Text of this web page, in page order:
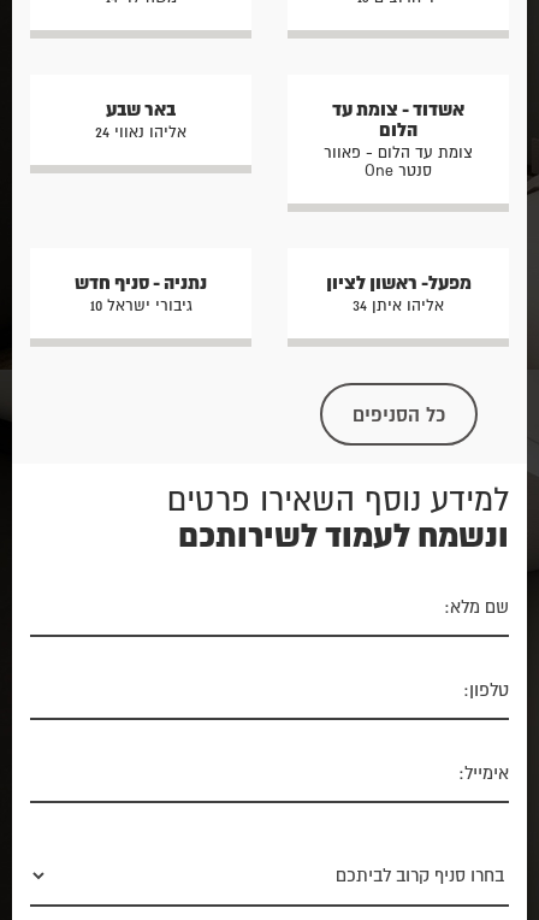
אשדוד - צומת עד
הלום
צומת עד הלום - פאוור
סנטר One
באר שבע
אליהו נאווי 24
מפעל- ראשון לציון
אליהו איתן 34
נתניה - סניף חדש
גיבורי ישראל 10
כל הסניפים
למידע נוסף השאירו פרטים
ונשמח לעמוד לשירותכם